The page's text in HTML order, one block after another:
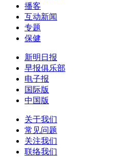
播客
互动新闻
专题
保健
新明日报
早报俱乐部
电子报
国际版
中国版
关于我们
常见问题
关注我们
联络我们